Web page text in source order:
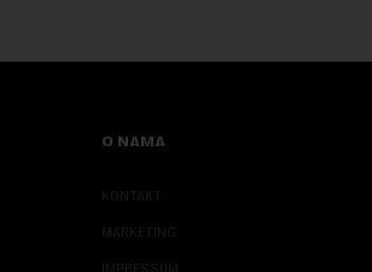
O NAMA
KONTAKT
MARKETING
IMPRESSUM